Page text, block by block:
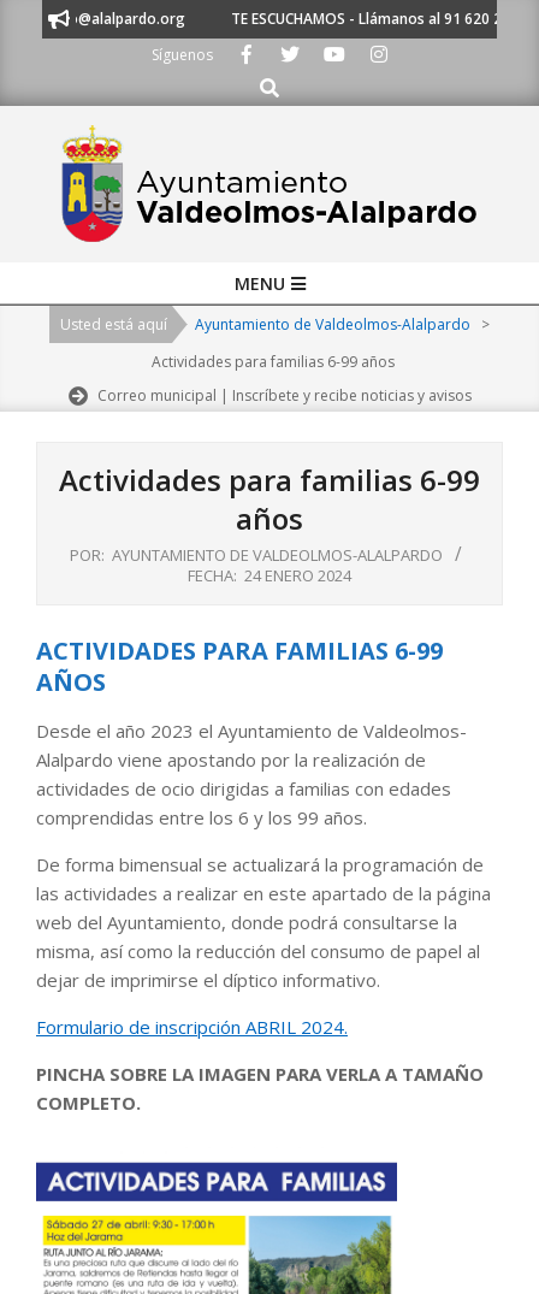
TE ESCUCHAMOS - Llámanos al 91 620 21
Síguenos
Buscar
Navigation
MENU
Usted está aquí Ayuntamiento de Valdeolmos-Alalpardo
>
Actividades para familias 6-99 años
Correo municipal | Inscríbete y recibe noticias y avisos
Actividades para familias 6-99
años
POR: AYUNTAMIENTO DE VALDEOLMOS-ALALPARDO
FECHA: 24 ENERO 2024
ACTIVIDADES PARA FAMILIAS 6-99
AÑOS
Desde el año 2023 el Ayuntamiento de Valdeolmos-
Alalpardo viene apostando por la realización de
actividades de ocio dirigidas a familias con edades
comprendidas entre los 6 y los 99 años.
De forma bimensual se actualizará la programación de
las actividades a realizar en este apartado de la página
web del Ayuntamiento, donde podrá consultarse la
misma, así como la reducción del consumo de papel al
dejar de imprimirse el díptico informativo.
Formulario de inscripción ABRIL 2024.
PINCHA SOBRE LA IMAGEN PARA VERLA A TAMAÑO
COMPLETO.